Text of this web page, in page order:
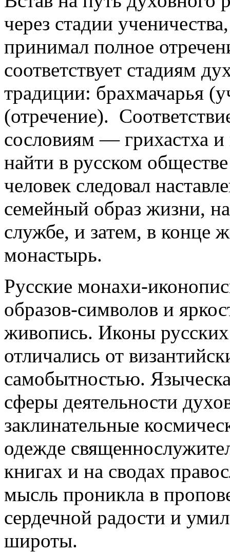
через стадии
принимал полное
соответствует стадиям
традиции: брахмачарья
(отречение).
сословиям — грихастха
найти в русском
человек следовал
семейный образ жизни,
службе, и затем, в конце
монастырь.
Русские монахи-
образов-символов и
живопись. Иконы
отличались от
самобытностью.
сферы деятельности
заклинательные
одежде
книгах и на сводах
мысль проникла в
сердечной радости и
широты.